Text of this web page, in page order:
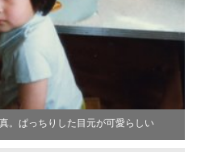
。ぱっちりした目元が可愛らしい